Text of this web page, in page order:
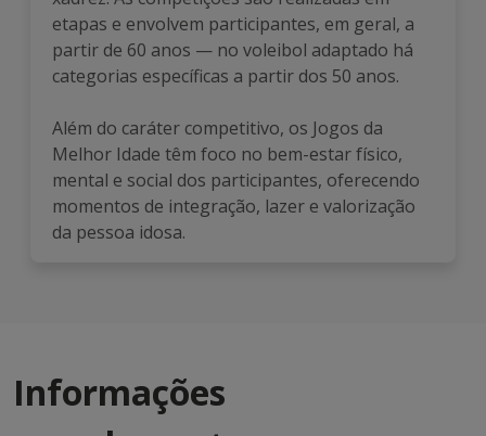
etapas e envolvem participantes, em geral, a
partir de 60 anos — no voleibol adaptado há
categorias específicas a partir dos 50 anos.
Além do caráter competitivo, os Jogos da
Melhor Idade têm foco no bem-estar físico,
mental e social dos participantes, oferecendo
momentos de integração, lazer e valorização
da pessoa idosa.
Informações